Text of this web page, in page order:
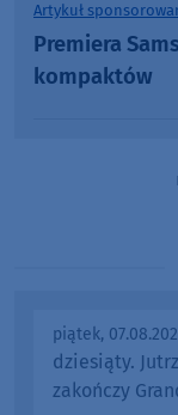
Artykuł
Premiera
kompaktów
piątek,
dziesiąty.
zakończy